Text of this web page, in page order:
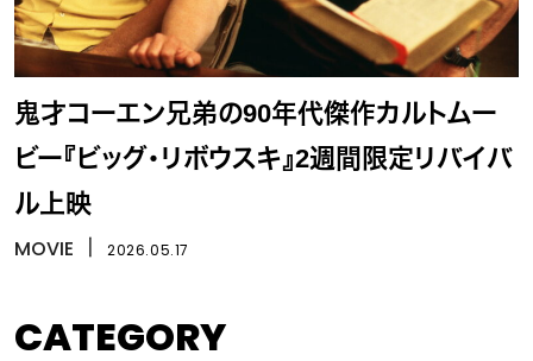
鬼才コーエン兄弟の90年代傑作カルトムー
ビー『ビッグ・リボウスキ』2週間限定リバイバ
ル上映
MOVIE 2026.05.17
CATEGORY